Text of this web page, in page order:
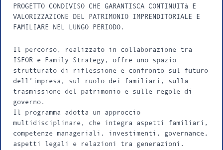
PROGETTO CONDIVISO CHE GARANTISCA CONTINUITà E
VALORIZZAZIONE DEL PATRIMONIO IMPRENDITORIALE E
FAMILIARE NEL LUNGO PERIODO.
Il percorso, realizzato in collaborazione tra
ISFOR e Family Strategy, offre uno spazio
strutturato di riflessione e confronto sul futuro
dell’impresa, sul ruolo dei familiari, sulla
trasmissione del patrimonio e sulle regole di
governo.
Il programma adotta un approccio
multidisciplinare, che integra aspetti familiari,
competenze manageriali, investimenti, governance,
aspetti legali e relazioni tra generazioni.